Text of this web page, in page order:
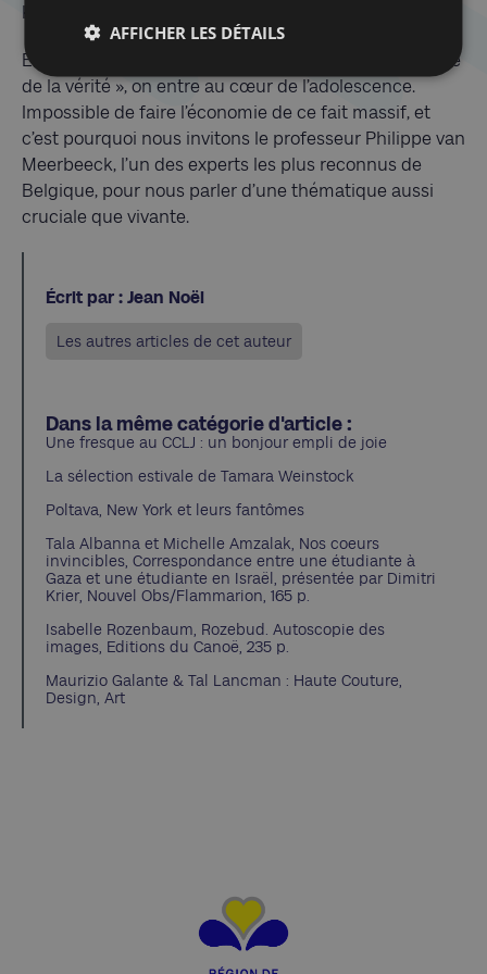
En réalité, quand on pense « les croyances à l’exercice
de la vérité », on entre au cœur de l’adolescence.
Impossible de faire l’économie de ce fait massif, et
c’est pourquoi nous invitons le professeur Philippe van
Meerbeeck, l’un des experts les plus reconnus de
Belgique, pour nous parler d’une thématique aussi
cruciale que vivante.
Écrit par : Jean Noël
Les autres articles de cet auteur
Dans la même catégorie d'article :
Une fresque au CCLJ : un bonjour empli de joie
La sélection estivale de Tamara Weinstock
Poltava, New York et leurs fantômes
Tala Albanna et Michelle Amzalak, Nos coeurs
invincibles, Correspondance entre une étudiante à
Gaza et une étudiante en Israël, présentée par Dimitri
Krier, Nouvel Obs/Flammarion, 165 p.
Isabelle Rozenbaum, Rozebud. Autoscopie des
images, Editions du Canoë, 235 p.
Maurizio Galante & Tal Lancman : Haute Couture,
Design, Art
AFFICHER LES DÉTAILS